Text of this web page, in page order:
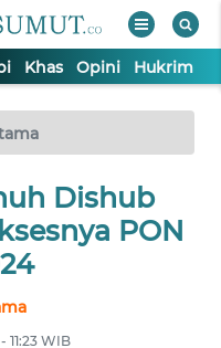
Khas Opini Hukrim
Dishub
PON
11:23 WIB